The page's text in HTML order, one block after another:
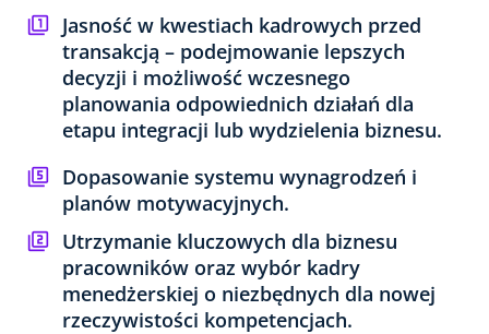
Jasność w kwestiach kadrowych przed
transakcją – podejmowanie lepszych
decyzji i możliwość wczesnego
planowania odpowiednich działań dla
etapu integracji lub wydzielenia biznesu.
Dopasowanie systemu wynagrodzeń i
planów motywacyjnych.
Utrzymanie kluczowych dla biznesu
pracowników oraz wybór kadry
menedżerskiej o niezbędnych dla nowej
rzeczywistości kompetencjach.